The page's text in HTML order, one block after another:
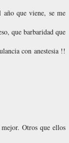
que viene, se me
que barbaridad que
con anestesia !!
Otros que ellos